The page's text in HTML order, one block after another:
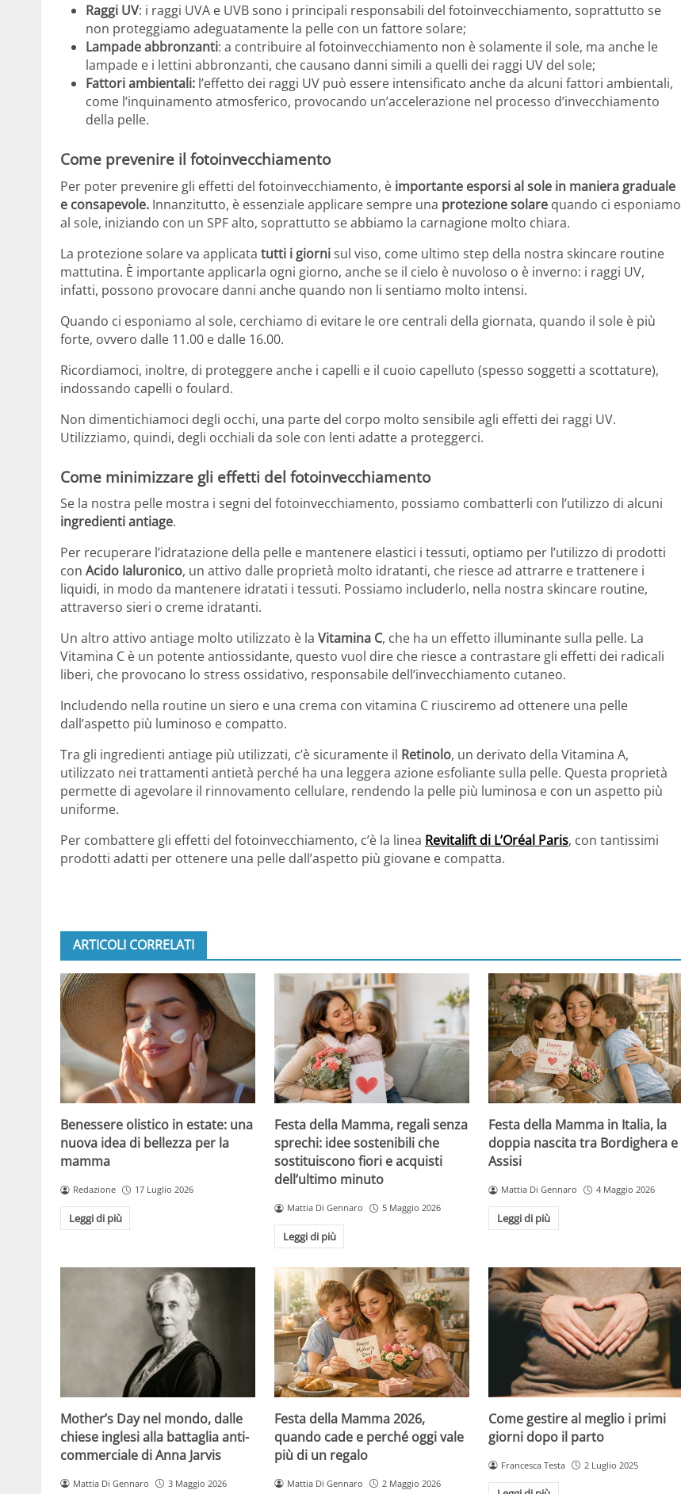
Raggi UV: i raggi UVA e UVB sono i principali responsabili del fotoinvecchiamento, soprattutto se
non proteggiamo adeguatamente la pelle con un fattore solare;
Lampade abbronzanti: a contribuire al fotoinvecchiamento non è solamente il sole, ma anche le
lampade e i lettini abbronzanti, che causano danni simili a quelli dei raggi UV del sole;
Fattori ambientali: l’effetto dei raggi UV può essere intensificato anche da alcuni fattori ambientali,
come l’inquinamento atmosferico, provocando un’accelerazione nel processo d’invecchiamento
della pelle.
Come prevenire il fotoinvecchiamento
Per poter prevenire gli effetti del fotoinvecchiamento, è importante esporsi al sole in maniera graduale
e consapevole. Innanzitutto, è essenziale applicare sempre una protezione solare quando ci esponiamo
al sole, iniziando con un SPF alto, soprattutto se abbiamo la carnagione molto chiara.
La protezione solare va applicata tutti i giornisul viso, come ultimo step della nostra skincare routine
mattutina. È importante applicarla ogni giorno, anche se il cielo è nuvoloso o è inverno: i raggi UV,
infatti, possono provocare danni anche quando non li sentiamo molto intensi.
Quando ci esponiamo al sole, cerchiamo di evitare le ore centrali della giornata, quando il sole è più
forte, ovvero dalle 11.00 e dalle 16.00.
Ricordiamoci, inoltre, di proteggere anche i capelli e il cuoio capelluto (spesso soggetti a scottature),
indossando capelli o foulard.
Non dimentichiamoci degli occhi, una parte del corpo molto sensibile agli effetti dei raggi UV.
Utilizziamo, quindi, degli occhiali da sole con lenti adatte a proteggerci.
Come minimizzare gli effetti del fotoinvecchiamento
Se la nostra pelle mostra i segni del fotoinvecchiamento, possiamo combatterli con l’utilizzo di alcuni
ingredienti antiage.
Per recuperare l’idratazione della pelle e mantenere elastici i tessuti, optiamo per l’utilizzo di prodotti
con Acido Ialuronico, un attivo dalle proprietà molto idratanti, che riesce ad attrarre e trattenere i
liquidi, in modo da mantenere idratati i tessuti. Possiamo includerlo, nella nostra skincare routine,
attraverso sieri o creme idratanti.
Un altro attivo antiage molto utilizzato è la Vitamina C, che ha un effetto illuminante sulla pelle. La
Vitamina C è un potente antiossidante, questo vuol dire che riesce a contrastare gli effetti dei radicali
liberi, che provocano lo stress ossidativo, responsabile dell’invecchiamento cutaneo.
Includendo nella routine un siero e una crema con vitamina C riusciremo ad ottenere una pelle
dall’aspetto più luminoso e compatto.
Tra gli ingredienti antiage più utilizzati, c’è sicuramente il Retinolo, un derivato della Vitamina A,
utilizzato nei trattamenti antietà perché ha una leggera azione esfoliante sulla pelle. Questa proprietà
permette di agevolare il rinnovamento cellulare, rendendo la pelle più luminosa e con un aspetto più
uniforme.
Per combattere gli effetti del fotoinvecchiamento, c’è la linea Revitalift di L’Oréal Paris, con tantissimi
prodotti adatti per ottenere una pelle dall’aspetto più giovane e compatta.
ARTICOLI CORRELATI
Benessere olistico in estate: una
nuova idea di bellezza per la
mamma
Redazione 17 Luglio 2026
Leggi di più
Festa della Mamma, regali senza
sprechi: idee sostenibili che
sostituiscono fiori e acquisti
dell’ultimo minuto
Mattia Di Gennaro 5 Maggio 2026
Leggi di più
Festa della Mamma in Italia, la
doppia nascita tra Bordighera e
Assisi
Mattia Di Gennaro 4 Maggio 2026
Leggi di più
Mother’s Day nel mondo, dalle
chiese inglesi alla battaglia anti-
commerciale di Anna Jarvis
Mattia Di Gennaro 3 Maggio 2026
Festa della Mamma 2026,
quando cade e perché oggi vale
più di un regalo
Mattia Di Gennaro 2 Maggio 2026
Come gestire al meglio i primi
giorni dopo il parto
Francesca Testa 2 Luglio 2025